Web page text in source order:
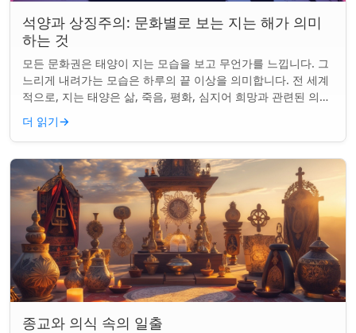
석양과 상징주의: 문화별로 보는 지는 해가 의미
하는 것
모든 문화권은 태양이 지는 모습을 보고 무언가를 느낍니다. 그
느리게 내려가는 모습은 하루의 끝 이상을 의미합니다. 전 세계
적으로, 지는 태양은 삶, 죽음, 평화, 심지어 희망과 관련된 의미
를 갖게 되었습니다. 같은...
더 읽기→
종교와 의식 속의 일출